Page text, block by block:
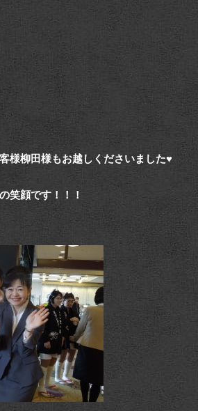
様柳田様もお越しくださいました♥
笑顔です！！！